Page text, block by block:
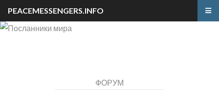
ФОРУМ
PEACEMESSENGERS.INFO